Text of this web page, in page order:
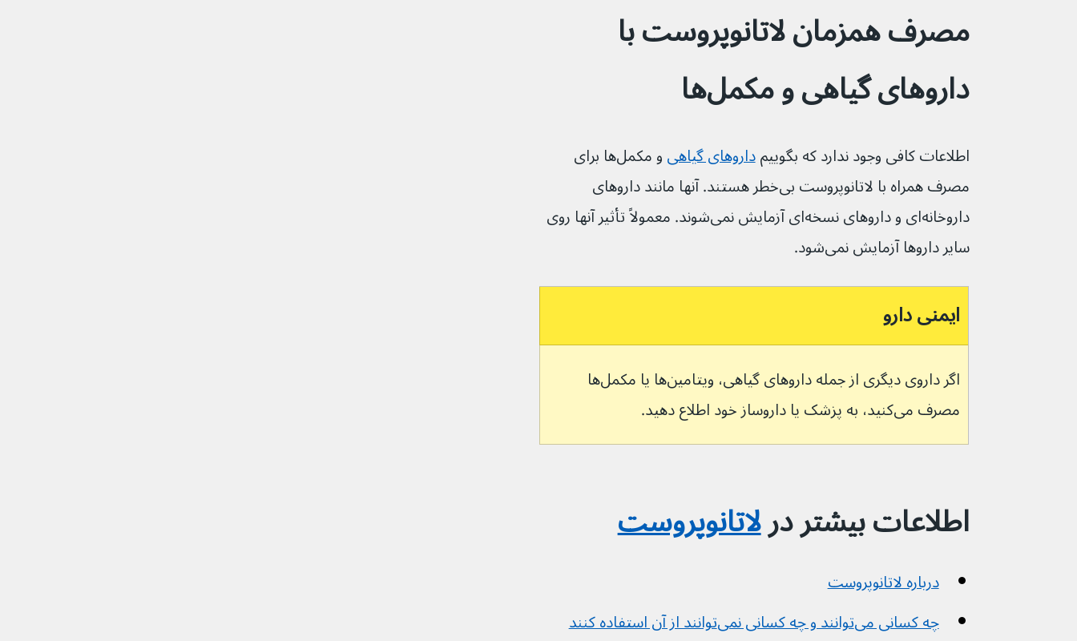
مصرف همزمان لاتانوپروست با
داروهای گیاهی و مکمل‌ها
اطلاعات کافی وجود ندارد که بگوییم داروهای گیاهی
و مکمل‌ها برای
مصرف همراه با لاتانوپروست بی‌خطر هستند. آنها مانند داروهای
داروخانه‌‌ای و داروهای نسخه‌ای آزمایش نمی‌شوند. معمولاً تأثیر آنها روی
سایر داروها آزمایش نمی‌شود.
ایمنی دارو
اگر داروی دیگری از جمله داروهای گیاهی، ویتامین‌ها یا مکمل‌ها
مصرف می‌کنید، به پزشک یا داروساز خود اطلاع دهید.
اطلاعات بیشتر در لاتانوپروست
درباره لاتانوپروست
چه کسانی می‌توانند و چه کسانی نمی‌توانند از آن استفاده کنند